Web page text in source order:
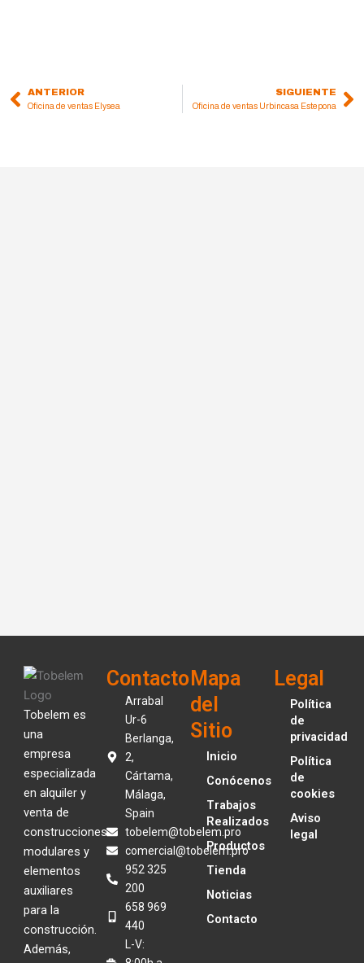
Prev
ANTERIOR
Oficina de ventas Elysea
SIGUIENTE
Oficina de ventas Urbincasa Estepona
Tobelem es
una
empresa
especializada
en alquiler y
venta de
construcciones
modulares y
elementos
auxiliares
para la
construcción.
Además,
Contacto
Arrabal
Ur-6
Berlanga,
2,
Cártama,
Málaga,
Spain
tobelem@tobelem.pro
comercial@tobelem.pro
952 325
200
658 969
440
L-V:
Mapa
del
Sitio
Inicio
Conócenos
Trabajos
Realizados
Productos
Tienda
Noticias
Contacto
Legal
Política
de
privacidad
Política
de
cookies
Aviso
legal